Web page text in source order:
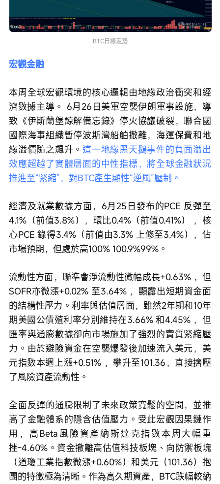
BTC日線走勢
宏觀金融
本周全球宏觀環境的核心邏輯由地緣政治衝突和經
濟數據主導。 6月26日美軍空襲伊朗軍事設施，導
致《伊斯蘭堡諒解備忘錄》停火協議破裂，聯合國
國際海事組織暫停波斯灣船舶撤離，海運保費和地
緣溢價隨之飆升。這一地緣黑天鵝事件的負面溢出
效應超越了實體層面的中性指標，將全球金融狀況
推進至“緊縮”，對BTC產生顯性“逆風”壓制。
經濟及就業數據方面，6月25日發布的PCE 反彈至
4.1%（前值3.8%），環比0.4%（前值0.41%） ，核
心PCE 錄得3.4%（前值由3.3% 上修至3.4%），佔
市場預期，但處於高100% 100.9%99%。
流動性方面，聯準會淨流動性微幅成長+0.63% ，但
SOFR亦微漲+0.02% 至3.64% ，顯露出短期資金面
的結構性壓力。利率與估值層面，雖然2年期和10年
期美國公債殖利率分別維持在3.66% 和4.45% ，但
匯率與通膨數據卻向市場施加了強烈的實質緊縮壓
力。由於避險資金在空襲爆發後加速流入美元，美
元指數本週上漲+0.51% ，攀升至101.36，直接擠壓
了風險資產流動性。
全面反彈的通膨限制了未來政策寬鬆的空間，並推
高了金融體系的隱含估值壓力。受此宏觀因果鏈作
用，高Beta風險資產納斯達克指數本周大幅重
挫-4.60%。資金撤離高估值科技板塊、向防禦板塊
（道瓊工業指數微漲+0.60%）和美元（101.36）抱
團的特徵極為清晰。作為高久期資產，BTC跌幅較納